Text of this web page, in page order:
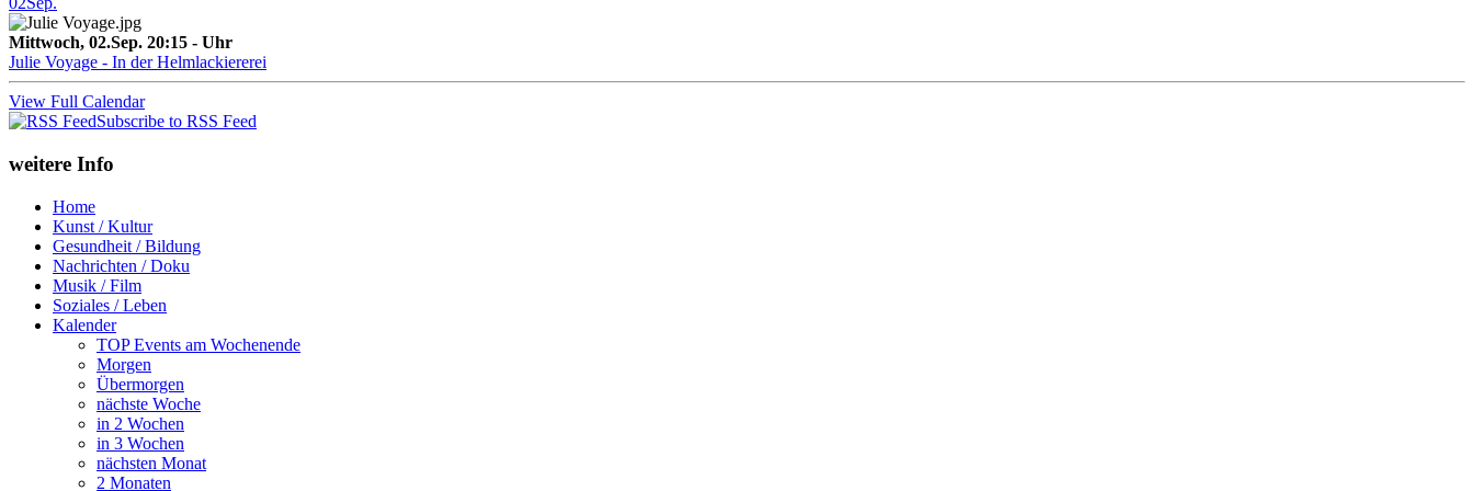
Mittwoch, 02.Sep. 20:15 - Uhr
Julie Voyage - In der Helmlackiererei
View Full Calendar
Subscribe to RSS Feed
weitere Info
Home
Kunst / Kultur
Gesundheit / Bildung
Nachrichten / Doku
Musik / Film
Soziales / Leben
Kalender
TOP Events am Wochenende
Morgen
Übermorgen
nächste Woche
in 2 Wochen
in 3 Wochen
nächsten Monat
2 Monaten